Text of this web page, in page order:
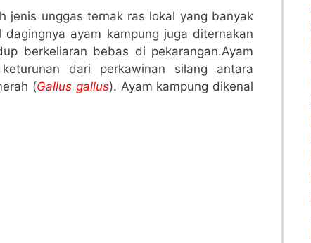
jenis unggas ternak ras lokal yang banyak
ayam kampung juga diternakan
berkeliaran bebas di pekarangan.Ayam
dari perkawinan silang antara
(Gallus gallus). Ayam kampung dikenal